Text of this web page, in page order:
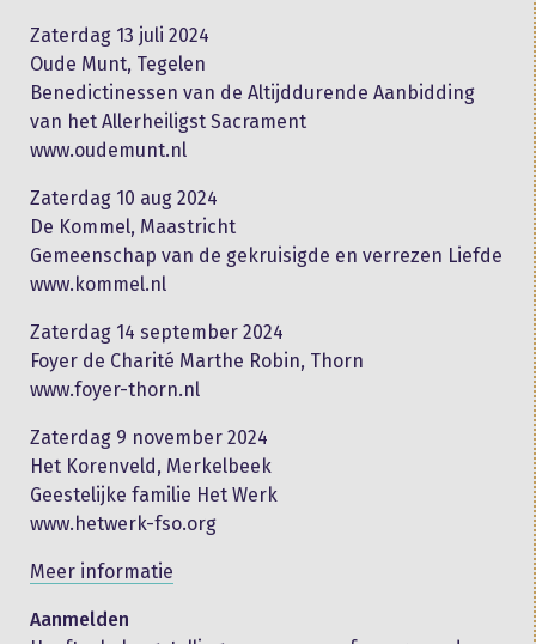
Zaterdag 13 juli 2024
Oude Munt, Tegelen
Benedictinessen van de Altijddurende Aanbidding
van het Allerheiligst Sacrament
www.oudemunt.nl
Zaterdag 10 aug 2024
De Kommel, Maastricht
Gemeenschap van de gekruisigde en verrezen Liefde
www.kommel.nl
Zaterdag 14 september 2024
Foyer de Charité Marthe Robin, Thorn
www.foyer-thorn.nl
Zaterdag 9 november 2024
Het Korenveld, Merkelbeek
Geestelijke familie Het Werk
www.hetwerk-fso.org
Meer informatie
Aanmelden